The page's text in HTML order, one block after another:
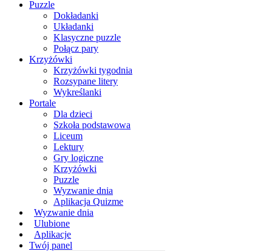
Puzzle
Dokładanki
Układanki
Klasyczne puzzle
Połącz pary
Krzyżówki
Krzyżówki tygodnia
Rozsypane litery
Wykreślanki
Portale
Dla dzieci
Szkoła podstawowa
Liceum
Lektury
Gry logiczne
Krzyżówki
Puzzle
Wyzwanie dnia
Aplikacja Quizme
Wyzwanie dnia
Ulubione
Aplikacje
Twój panel